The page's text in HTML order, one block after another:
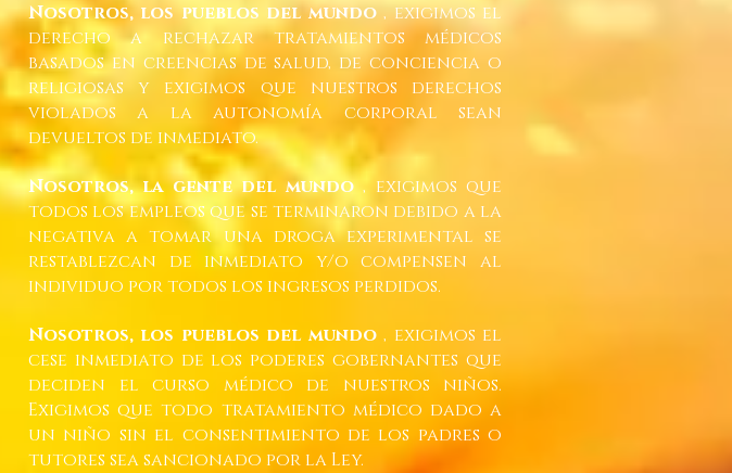
Nosotros, los pueblos del mundo , exigimos el
derecho a rechazar tratamientos médicos
basados en creencias de salud, de conciencia o
religiosas y exigimos que nuestros derechos
violados a la autonomía corporal sean
devueltos de inmediato.
Nosotros, la gente del mundo , exigimos que
todos los empleos que se terminaron debido a la
negativa a tomar una droga experimental se
restablezcan de inmediato y/o compensen al
individuo por todos los ingresos perdidos.
Nosotros, los pueblos del mundo , exigimos el
cese inmediato de los poderes gobernantes que
deciden el curso médico de nuestros niños.
Exigimos que todo tratamiento médico dado a
un niño sin el consentimiento de los padres o
tutores sea sancionado por la Ley.